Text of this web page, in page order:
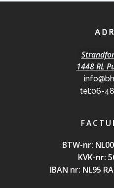
1448 RL
tel:06-
BTW-nr:
KVK-nr:
IBAN nr: NL95